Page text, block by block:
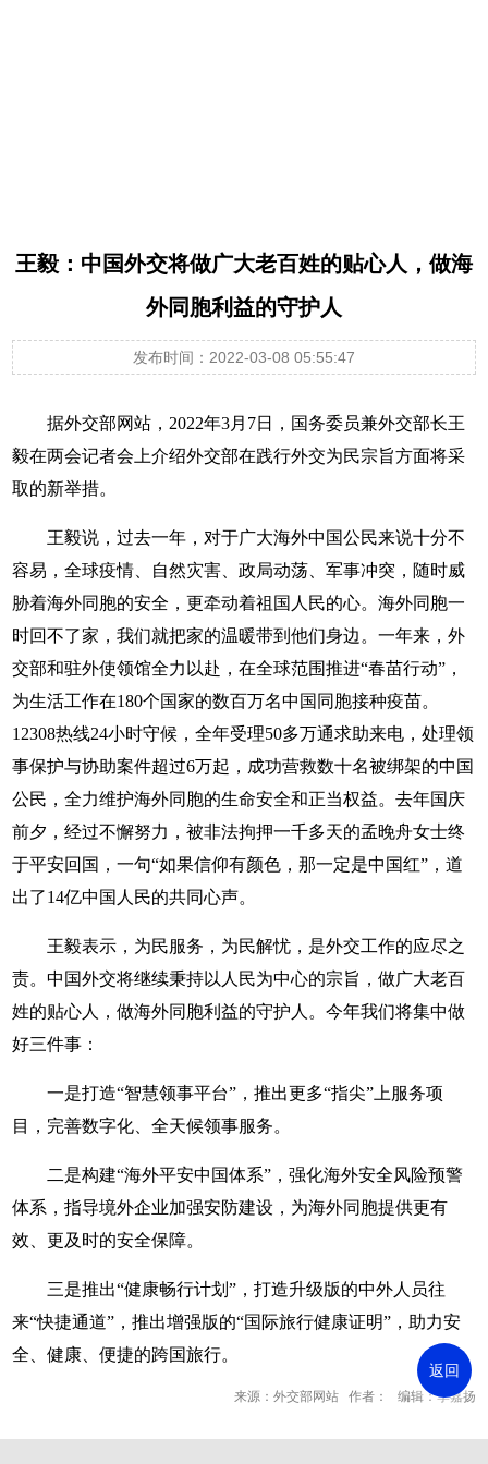
返回
王毅：中国外交将做广大老百姓的贴心人，做海
外同胞利益的守护人
发布时间：2022-03-08 05:55:47
据外交部网站，2022年3月7日，国务委员兼外交部长王
毅在两会记者会上介绍外交部在践行外交为民宗旨方面将采
取的新举措。
王毅说，过去一年，对于广大海外中国公民来说十分不
容易，全球疫情、自然灾害、政局动荡、军事冲突，随时威
胁着海外同胞的安全，更牵动着祖国人民的心。海外同胞一
时回不了家，我们就把家的温暖带到他们身边。一年来，外
交部和驻外使领馆全力以赴，在全球范围推进“春苗行动”，
为生活工作在180个国家的数百万名中国同胞接种疫苗。
12308热线24小时守候，全年受理50多万通求助来电，处理领
事保护与协助案件超过6万起，成功营救数十名被绑架的中国
公民，全力维护海外同胞的生命安全和正当权益。去年国庆
前夕，经过不懈努力，被非法拘押一千多天的孟晚舟女士终
于平安回国，一句“如果信仰有颜色，那一定是中国红”，道
出了14亿中国人民的共同心声。
王毅表示，为民服务，为民解忧，是外交工作的应尽之
责。中国外交将继续秉持以人民为中心的宗旨，做广大老百
姓的贴心人，做海外同胞利益的守护人。今年我们将集中做
好三件事：
一是打造“智慧领事平台”，推出更多“指尖”上服务项
目，完善数字化、全天候领事服务。
二是构建“海外平安中国体系”，强化海外安全风险预警
体系，指导境外企业加强安防建设，为海外同胞提供更有
效、更及时的安全保障。
三是推出“健康畅行计划”，打造升级版的中外人员往
来“快捷通道”，推出增强版的“国际旅行健康证明”，助力安
全、健康、便捷的跨国旅行。
来源：外交部网站 作者： 编辑：李嘉扬